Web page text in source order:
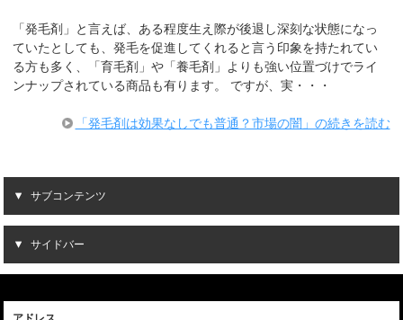
「発毛剤」と言えば、ある程度生え際が後退し深刻な状態になっ
ていたとしても、発毛を促進してくれると言う印象を持たれてい
る方も多く、「育毛剤」や「養毛剤」よりも強い位置づけでライ
ンナップされている商品も有ります。 ですが、実・・・
「発毛剤は効果なしでも普通？市場の闇」の続きを読む
サブコンテンツ
サイドバー